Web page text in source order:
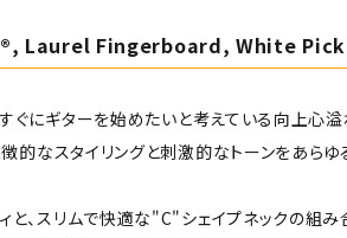
Laurel Fingerboard, White
ギターを始めたいと考えている向上心溢
的なスタイリングと刺激的なトーンをあらゆ
と、スリムで快適な"C"シェイプネックの組